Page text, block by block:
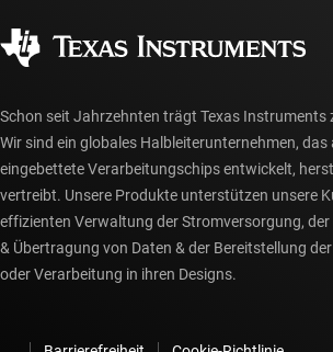
myTI-Konto FAQs
Schon seit Jahrzehnten trägt Texas Instruments
Wir sind ein globales Halbleiterunternehmen, das
eingebettete Verarbeitungschips entwickelt,
vertreibt. Unsere Produkte unterstützen unsere
effizienten Verwaltung der Stromversorgung,
& Übertragung von Daten & der Bereitstellung
oder Verarbeitung in ihren Designs.